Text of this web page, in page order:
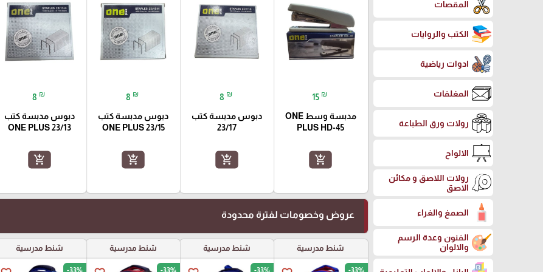
المقصات
الكتب والروايات
ادوات رياضية
المغلفات
رولات ورق الطباعة
الالواح
رولات اللاصق و مكائن
الاصق
الصمغ والغراء
الفنون وعدة الرسم
والالوان
15 ₪
مدبسة وسط ONE
PLUS HD-45
add_shopping_cart
8 ₪
دبوس مدبسة كتب
23/17
add_shopping_cart
8 ₪
دبوس مدبسة كتب
23/15 ONE PLUS
add_shopping_cart
8 ₪
دبوس مدبسة كتب
23/13 ONE PLUS
add_shopping_cart
عروض وخصومات لفترة محدودة
شنط مدرسية
-33%
شنط مدرسية
-33%
شنط مدرسية
-33%
شنط مدرسية
-33%